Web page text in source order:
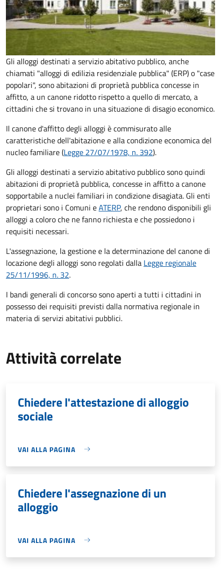
Gli alloggi destinati a servizio abitativo pubblico, anche
chiamati "alloggi di edilizia residenziale pubblica" (ERP) o "case
popolari", sono abitazioni di proprietà pubblica concesse in
affitto, a un canone ridotto rispetto a quello di mercato, a
cittadini che si trovano in una situazione di disagio economico.
Il canone d'affitto degli alloggi è commisurato alle
caratteristiche dell'abitazione e alla condizione economica del
nucleo familiare (Legge 27/07/1978, n. 392).
Gli alloggi destinati a servizio abitativo pubblico sono quindi
abitazioni di proprietà pubblica, concesse in affitto a canone
sopportabile a nuclei familiari in condizione disagiata. Gli enti
proprietari sono i Comuni eATERP, che rendono disponibili gli
alloggi a coloro che ne fanno richiesta e che possiedono i
requisiti necessari.
L'assegnazione, la gestione e la determinazione del canone di
locazione degli alloggi sono regolati dalla Legge regionale
25/11/1996, n. 32.
I bandi generali di concorso sono aperti a tutti i cittadini in
possesso dei requisiti previsti dalla normativa regionale in
materia di servizi abitativi pubblici.
Attività correlate
Chiedere l'attestazione di alloggio
sociale
VAI ALLA PAGINA
Chiedere l'assegnazione di un
alloggio
VAI ALLA PAGINA